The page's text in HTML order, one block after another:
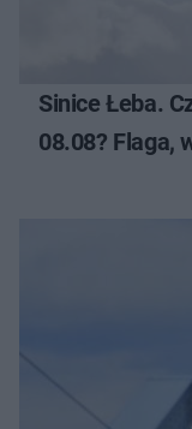
Sinice Łeba.
08.08? Flaga,